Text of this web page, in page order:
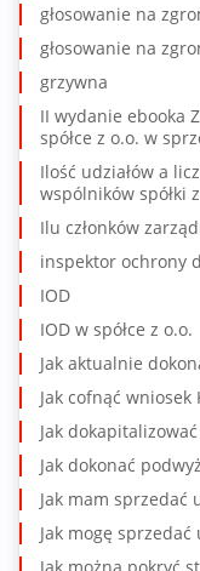
głosowanie na
głosowanie na
grzywna
II wydanie ebooka
spółce z o.o. w
Ilość udziałów a
wspólników spółki
Ilu członków
inspektor ochrony
IOD
IOD w spółce z o.o.
Jak aktualnie
Jak cofnąć wniosek
Jak dokapitalizować
Jak dokonać
Jak mam sprzedać
Jak mogę sprzedać
Jak można pokryć